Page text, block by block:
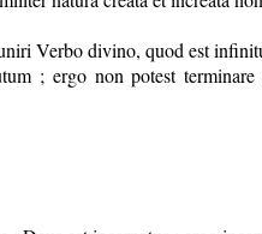
Verbo divino, quod est
; ergo non potest terminare